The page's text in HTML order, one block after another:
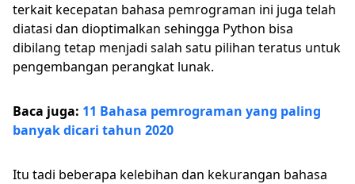
terkait kecepatan bahasa pemrograman ini juga telah
diatasi dan dioptimalkan sehingga Python bisa
dibilang tetap menjadi salah satu pilihan teratus untuk
pengembangan perangkat lunak.
Baca juga: 11 Bahasa pemrograman yang paling
banyak dicari tahun 2020
Itu tadi beberapa kelebihan dan kekurangan bahasa